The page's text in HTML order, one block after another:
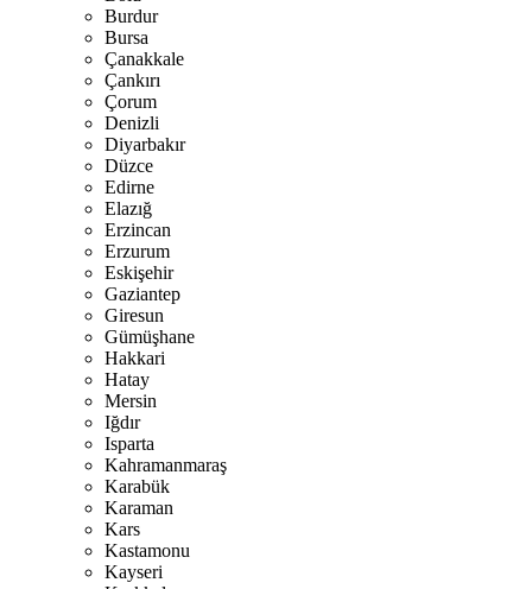
Burdur
Bursa
Çanakkale
Çankırı
Çorum
Denizli
Diyarbakır
Düzce
Edirne
Elazığ
Erzincan
Erzurum
Eskişehir
Gaziantep
Giresun
Gümüşhane
Hakkari
Hatay
Mersin
Iğdır
Isparta
Kahramanmaraş
Karabük
Karaman
Kars
Kastamonu
Kayseri